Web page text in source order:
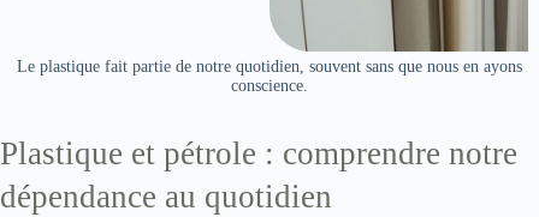
Le plastique fait partie de notre quotidien, souvent sans que nous en ayons
conscience.
Plastique et pétrole : comprendre notre
dépendance au quotidien